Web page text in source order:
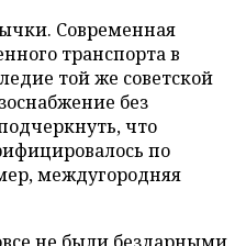
Современная
транспорта в
той же советской
без
что
по
междугородняя